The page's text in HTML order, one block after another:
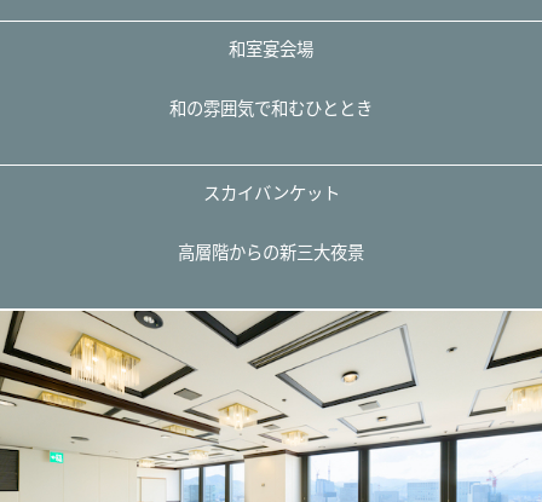
和室宴会場
和の雰囲気で和むひととき
スカイバンケット
高層階からの新三大夜景